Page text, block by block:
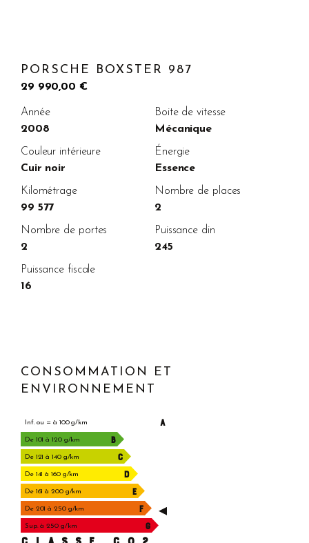
PORSCHE BOXSTER 987
29 990,00 €
Année
2008
Boite de vitesse
Mécanique
Couleur intérieure
Cuir noir
Énergie
Essence
Kilométrage
99 577
Nombre de places
2
Nombre de portes
2
Puissance din
245
Puissance fiscale
16
CONSOMMATION ET
ENVIRONNEMENT
Inf. ou = à 100 g/km A
De 101 à 120 g/km B
De 121 à 140 g/km C
De 141 à 160 g/km D
De 161 à 200 g/km E
De 201 à 250 g/km F
Sup. à 250 g/km G